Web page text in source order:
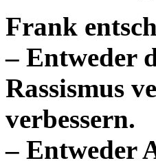
Frank
– Entweder
Rassismus
verbessern.
– Entweder